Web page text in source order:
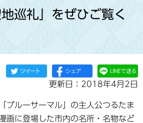
巡礼」をぜひご覧く
更新日：2018年4月2日
ブルーサーマル」の主人公つるたま
画に登場した市内の名所・名物など